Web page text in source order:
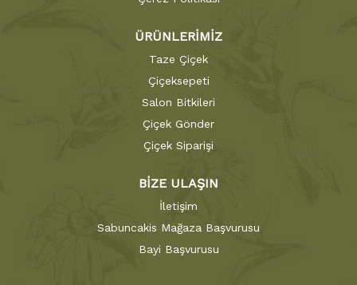
ÜRÜNLERİMİZ
Taze Çiçek
Çiçeksepeti
Salon Bitkileri
Çiçek Gönder
Çiçek Siparişi
BİZE ULAŞIN
İletişim
Sabuncakis Mağaza Başvurusu
Bayi Başvurusu